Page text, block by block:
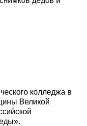
колледжа в
Великой